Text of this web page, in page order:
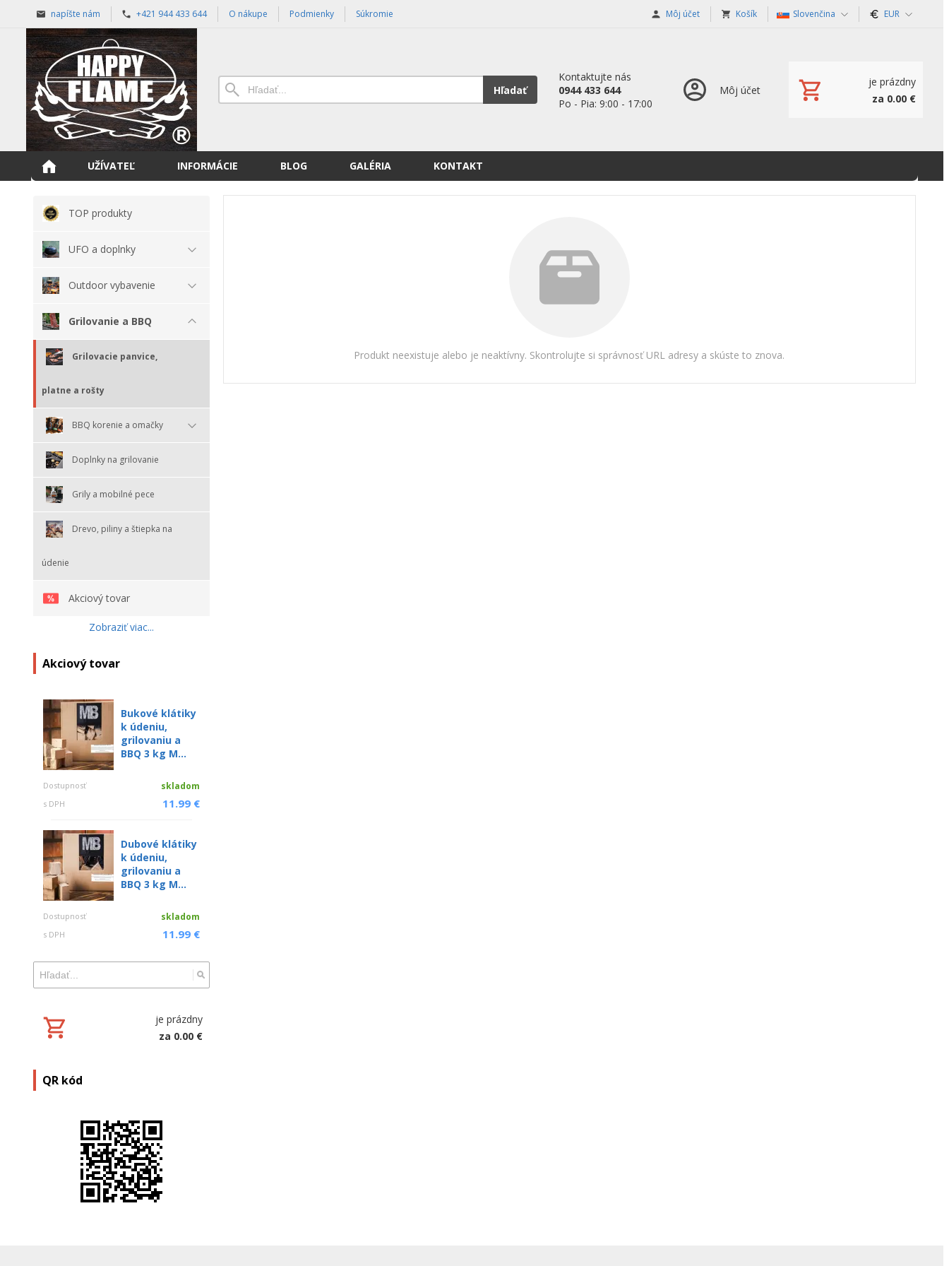
napíšte nám +421 944 433 644 O nákupe Podmienky Súkromie Môj účet Košík Slovenčina EUR
Hľadať
Kontaktujte nás
0944 433 644
Po - Pia: 9:00 - 17:00
Môj účet
je prázdny
za 0.00 €
UŽÍVATEĽ INFORMÁCIE BLOG GALÉRIA KONTAKT
TOP produkty
UFO a doplnky
Outdoor vybavenie
Grilovanie a BBQ
Grilovacie panvice,
platne a rošty
BBQ korenie a omačky
Doplnky na grilovanie
Grily a mobilné pece
Drevo, piliny a štiepka na
údenie
Akciový tovar
Zobraziť viac...
Akciový tovar
Bukové klátiky
k údeniu,
grilovaniu a
BBQ 3 kg M...
Dostupnosť skladom
s DPH 11.99 €
Dubové klátiky
k údeniu,
grilovaniu a
BBQ 3 kg M...
Dostupnosť skladom
s DPH 11.99 €
je prázdny
za 0.00 €
QR kód
Produkt neexistuje alebo je neaktívny. Skontrolujte si správnosť URL adresy a skúste to znova.